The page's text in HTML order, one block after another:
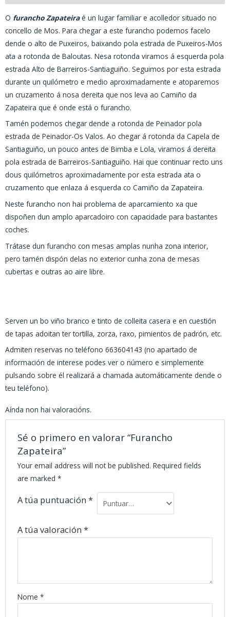
O furancho Zapateiraé un lugar familiar e acolledor situado no
concello de Mos. Para chegar a este furancho podemos facelo
dende o alto de Puxeiros, baixando pola estrada de Puxeiros-Mos
ata a rotonda de Baloutas. Nesa rotonda viramos á esquerda pola
estrada Alto de Barreiros-Santiaguiño. Seguimos por esta estrada
durante un quilómetro e medio aproximadamente e atoparemos
un cruzamento á nosa dereita que nos leva ao Camiño da
Zapateira que é onde está o furancho.
Tamén podemos chegar dende a rotonda de Peinador pola
estrada de Peinador-Os Valos. Ao chegar á rotonda da Capela de
Santiaguiño, un pouco antes de Bimba e Lola, viramos á dereita
pola estrada de Barreiros-Santiaguiño. Hai que continuar recto uns
dous quilómetros aproximadamente por esta estrada ata o
cruzamento que enlaza á esquerda co Camiño da Zapateira.
Neste furancho non hai problema de aparcamiento xa que
dispoñen dun amplo aparcadoiro con capacidade para bastantes
coches.
Trátase dun furancho con mesas amplas nunha zona interior,
pero tamén dispón delas no exterior cunha zona de mesas
cubertas e outras ao aire libre.
Serven un bo viño branco e tinto de colleita casera e en cuestión
de tapas adoitan ter tortilla, zorza, raxo, pimientos de padrón, etc.
Admiten reservas no teléfono 663604143 (no apartado de
información de interese podes ver o número e simplemente
pulsando sobre él realizará a chamada automáticamente dende o
teu teléfono).
Aínda non hai valoracións.
Sé o primero en valorar “Furancho
Zapateira”
Your email address will not be published. Required fields
are marked *
A túa puntuación *
A túa valoración *
Nome *